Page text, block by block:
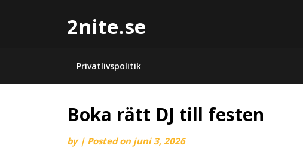
2nite.se
Privatlivspolitik
Boka rätt DJ till festen
by | Posted on juni 3, 2026